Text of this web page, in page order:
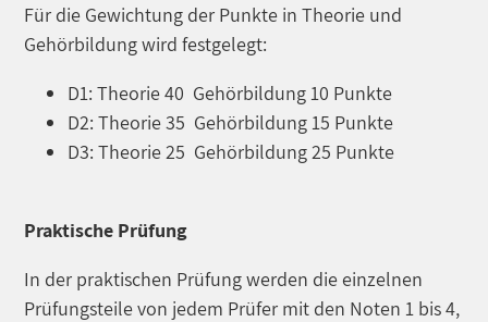
Für die Gewichtung der Punkte in Theorie und
Gehörbildung wird festgelegt:
D1: Theorie 40 Gehörbildung 10 Punkte
D2: Theorie 35 Gehörbildung 15 Punkte
D3: Theorie 25 Gehörbildung 25 Punkte
Praktische Prüfung
In der praktischen Prüfung werden die einzelnen
Prüfungsteile von jedem Prüfer mit den Noten 1 bis 4,